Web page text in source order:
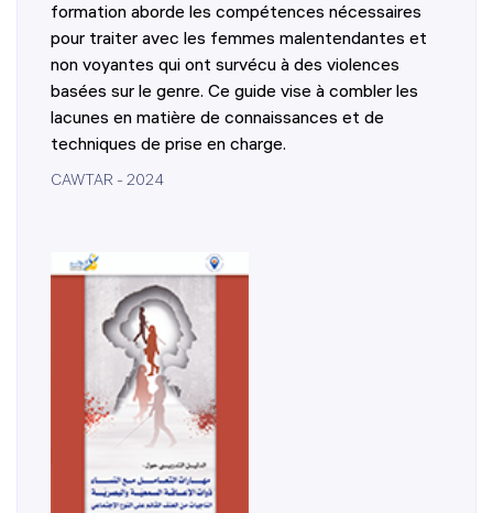
formation aborde les compétences nécessaires
pour traiter avec les femmes malentendantes et
non voyantes qui ont survécu à des violences
basées sur le genre. Ce guide vise à combler les
lacunes en matière de connaissances et de
techniques de prise en charge.
CAWTAR - 2024